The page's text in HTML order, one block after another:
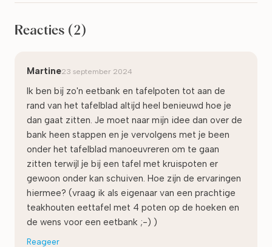
Reacties (2)
Martine23 september 2024
Ik ben bij zo'n eetbank en tafelpoten tot aan de
rand van het tafelblad altijd heel benieuwd hoe je
dan gaat zitten. Je moet naar mijn idee dan over de
bank heen stappen en je vervolgens met je been
onder het tafelblad manoeuvreren om te gaan
zitten terwijl je bij een tafel met kruispoten er
gewoon onder kan schuiven. Hoe zijn de ervaringen
hiermee? (vraag ik als eigenaar van een prachtige
teakhouten eettafel met 4 poten op de hoeken en
de wens voor een eetbank ;-) )
Reageer